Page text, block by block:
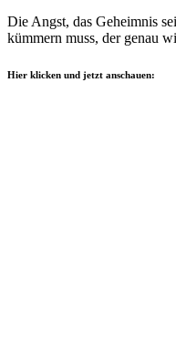
Die Angst, das Geheimnis
kümmern muss, der genau
Hier klicken und jetzt anschauen: